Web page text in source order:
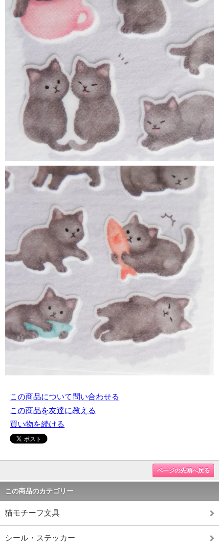
この商品について問い合わせる
この商品を友達に教える
買い物を続ける
ページの先頭へ戻る
この商品のカテゴリー
猫モチーフ文具
シール・ステッカー